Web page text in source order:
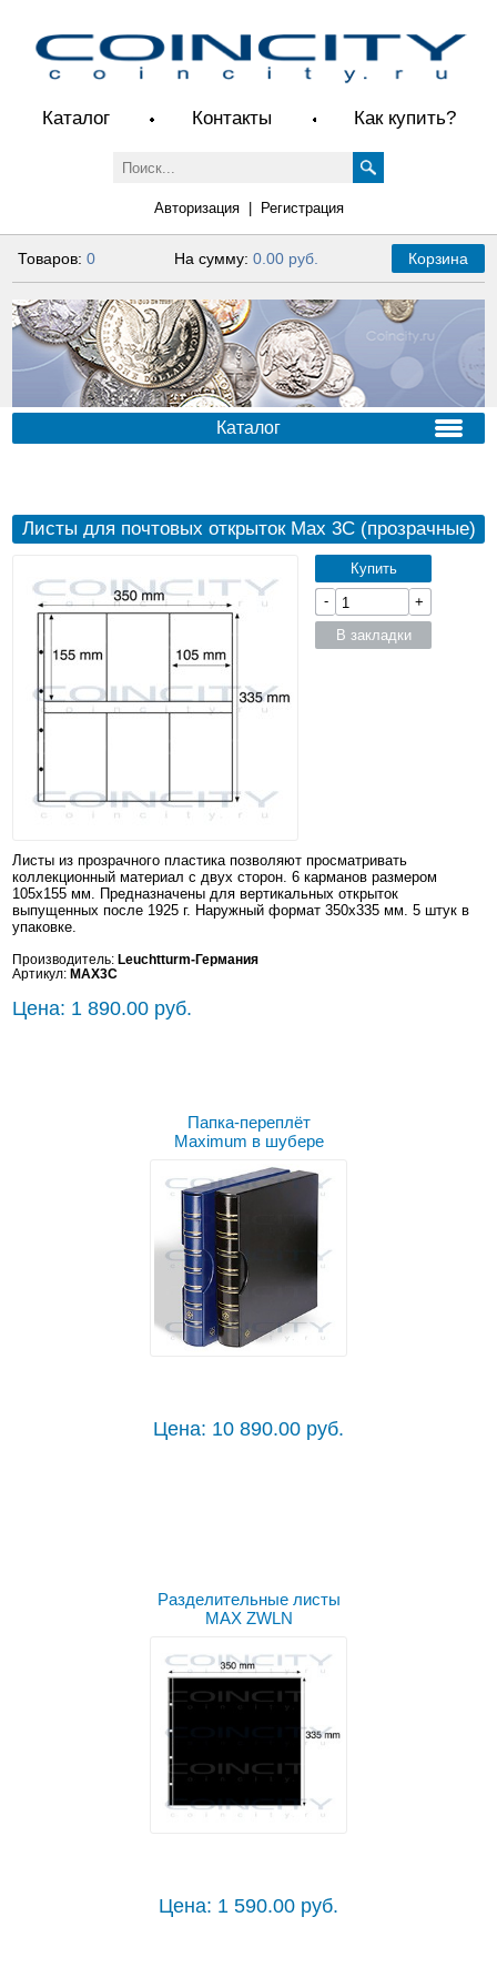
Каталог Контакты Как купить?
Авторизация| Регистрация
Товаров:0 На сумму: 0.00 руб. Корзина
Каталог
Листы для почтовых открыток Max 3C (прозрачные)
Листы из прозрачного пластика позволяют просматривать
коллекционный материал с двух сторон. 6 карманов размером
105x155 мм. Предназначены для вертикальных открыток
выпущенных после 1925 г. Наружный формат 350x335 мм. 5 штук в
упаковке.
Производитель: Leuchtturm-Германия
Артикул: MAX3C
Цена: 1 890.00 руб.
Купить
-
+
В закладки
Папка-переплёт
Maximum в шубере
Цена: 10 890.00 руб.
Разделительные листы
MAX ZWLN
Цена: 1 590.00 руб.